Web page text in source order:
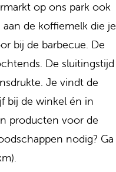
op ons park ook
de koffiemelk die je
bij de barbecue. De
De sluitingstijd
Je vindt de
bij de winkel én in
producten voor de
nodig? Ga